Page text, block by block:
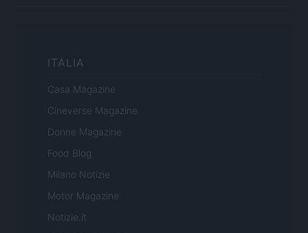
ITALIA
Casa Magazine
Cineverse Magazine
Donne Magazine
Food Blog
Milano Notizie
Motor Magazine
Notizie.it